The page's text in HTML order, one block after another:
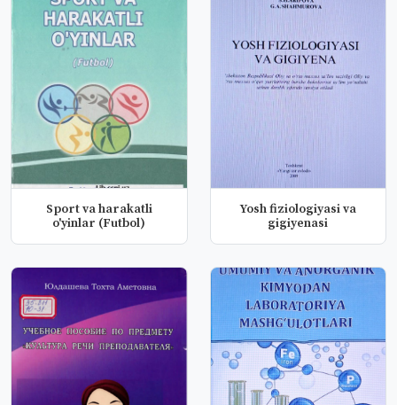
Sport va harakatli
o'yinlar (Futbol)
Yosh fiziologiyasi va
gigiyenasi